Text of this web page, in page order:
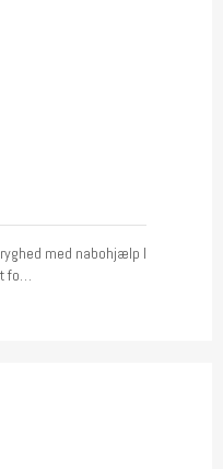
med nabohjælp I
fo…